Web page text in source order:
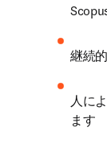
継続
人に
ます